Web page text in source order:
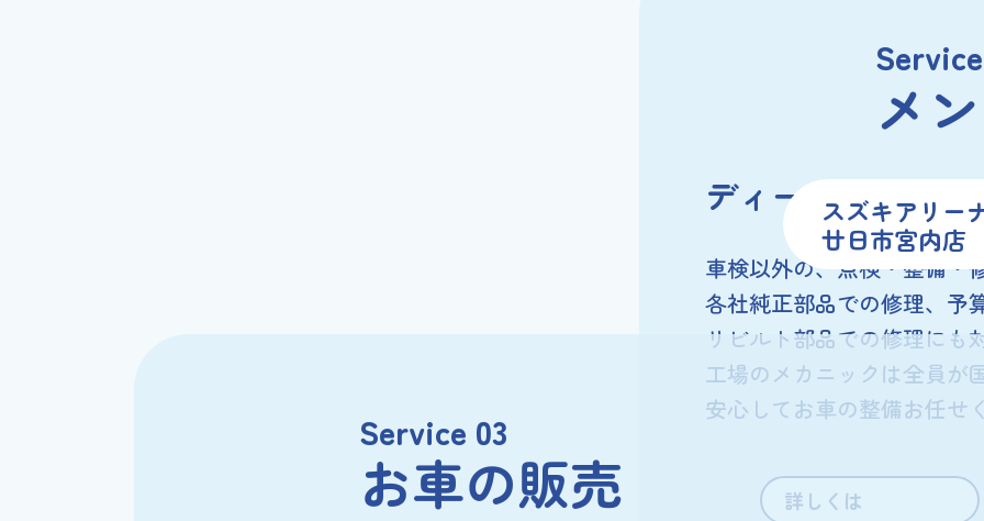
メ
ディーラー品質の
車検以外の、点検・整備・
各社純正部品での修理、予
リビルト部品での修理にも
工場のメカニックは全員が
安心してお車の整備お任せ
詳しくは
スズキアリー
廿日市宮内店
Service 03
お車の販売